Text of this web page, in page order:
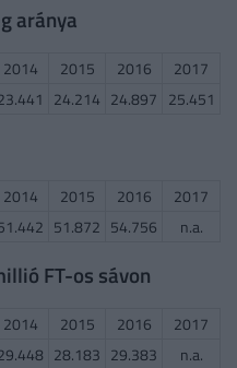
aránya
2014 2015 2016
2017
24.214 24.897 25.451
2014 2015 2016
2017
51.872 54.756 n.a.
FT-os sávon
2014 2015 2016
2017
28.183 29.383 n.a.